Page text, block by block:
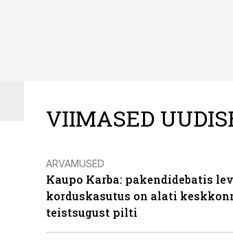
VIIMASED
ARVAMUSED
Kaupo Karba: pakendidebatis
korduskasutus on alati
teistsugust pilti